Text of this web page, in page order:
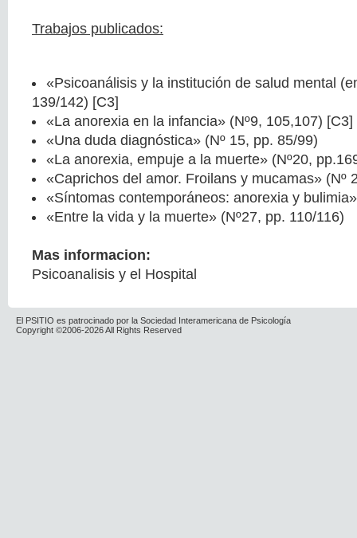
Trabajos publicados:
«Psicoanálisis y la institución de salud mental
139/142) [C3]
«La anorexia en la infancia» (Nº9, 105,107) [C3]
«Una duda diagnóstica» (Nº 15, pp. 85/99)
«La anorexia, empuje a la muerte» (Nº20,
«Caprichos del amor. Froilans y mucamas» (Nº
«Síntomas contemporáneos: anorexia y
«Entre la vida y la muerte» (Nº27, pp. 110/116)
Mas informacion:
Psicoanalisis y el Hospital
El PSITIO es patrocinado por la Sociedad Interamericana de Psicología
Copyright ©2006-2026 All Rights Reserved